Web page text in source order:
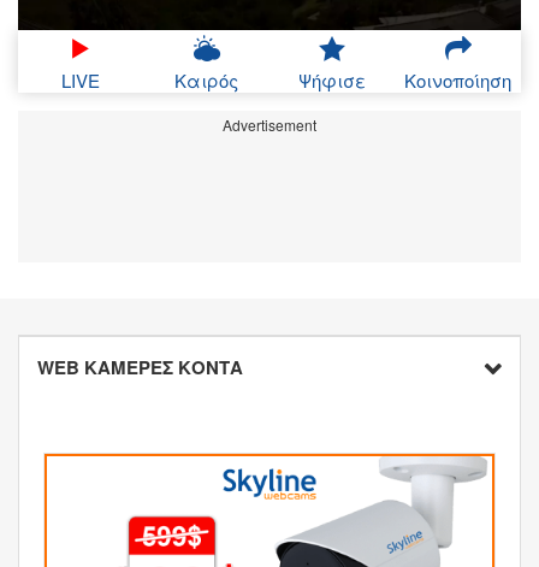
LIVE Καιρός Ψήφισε Κοινοποίηση
Advertisement
WEB ΚΑΜΕΡΕΣ ΚΟΝΤΑ